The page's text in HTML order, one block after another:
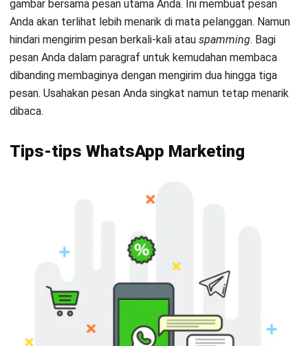
sumber: corecheap.in
Ada banyak cara yang bisa Anda tempuh untuk mencari
pameran dan pastikan peserta seminar Anda mengisi data
seminar/pameran Anda mungkin tidak mendatangkan
penjualan, namun nomor WhatsApp yang terkumpul bisa
di kemudian hari.
Anda juga bisa mengumpulkan kontak menggunakan media
sosial seperti Facebook dan Instagram. Jalankan promosi di
media sosial yang mengharuskan mereka yang menggunakan